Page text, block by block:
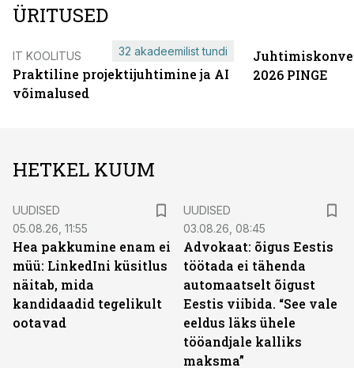
ÜRITUSED
IT KOOLITUS
Praktiline projektijuhtimine ja AI
võimalused
32 akadeemilist tundi
2026 PINGE
HETKEL KUUM
UUDISED
05.08.26, 11:55
Hea pakkumine enam ei
müü: LinkedIni küsitlus
näitab, mida
kandidaadid tegelikult
ootavad
UUDISED
03.08.26, 08:45
Advokaat: õigus Eestis
töötada ei tähenda
automaatselt õigust
Eestis viibida. “See vale
eeldus läks ühele
tööandjale kalliks
maksma”